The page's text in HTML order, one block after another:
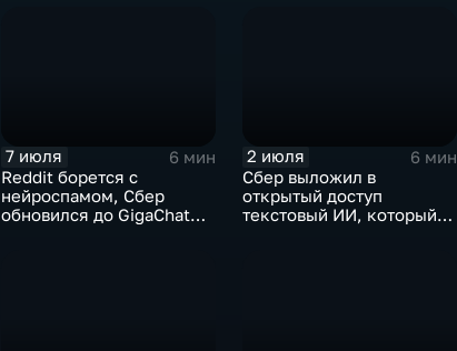
7 июля
6 мин
Reddit борется с
нейроспамом, Сбер
обновился до GigaChat
2 июля
6 мин
Сбер выложил в
открытый доступ
текстовый ИИ, который